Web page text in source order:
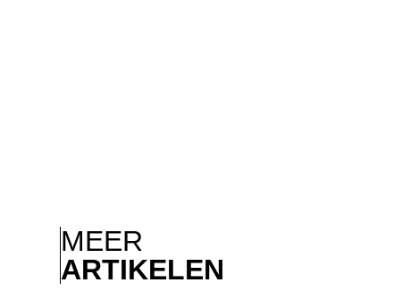
MEER
ARTIKELEN